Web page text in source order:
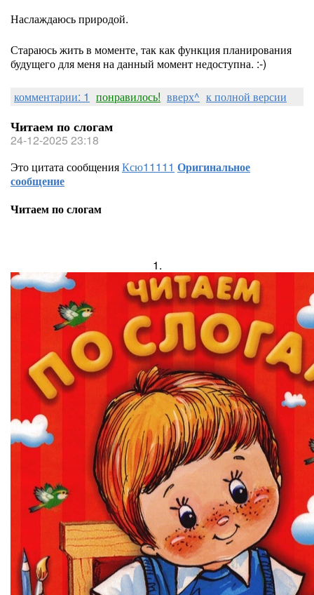
Наслаждаюсь природой.
Стараюсь жить в моменте, так как функция планирования
будущего для меня на данный момент недоступна. :-)
комментарии: 1 понравилось! вверх^ к полной версии
Читаем по слогам
24-12-2025 23:18
Это цитата сообщенияКсю11111 Оригинальное
сообщение
Читаем по слогам
1.